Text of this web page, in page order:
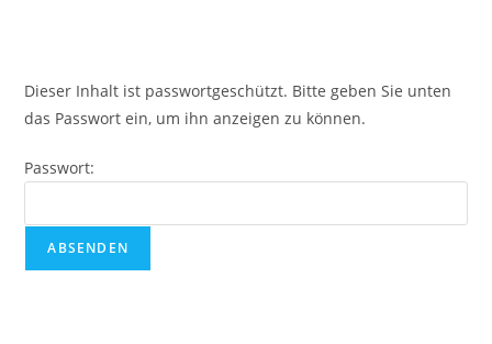
Dieser Inhalt ist passwortgeschützt. Bitte geben Sie unten
das Passwort ein, um ihn anzeigen zu können.
Passwort: